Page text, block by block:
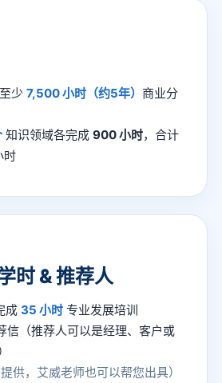
少 7,500 小时（约5年） 商业分
知识领域各完成 900 小时，合计
时
时 & 推荐人
成 35 小时专业发展培训
信（推荐人可以是经理、客户或
提供，艾威老师也可以帮您出具）